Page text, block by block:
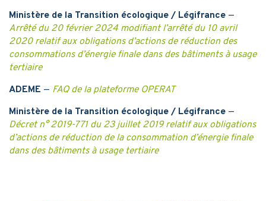
Ministère de la Transition écologique / Légifrance —
Arrêté du 20 février 2024 modifiant l’arrêté du 10 avril
2020 relatif aux obligations d’actions de réduction des
consommations d’énergie finale dans des bâtiments à usage
tertiaire
ADEME — FAQ de la plateforme OPERAT
Ministère de la Transition écologique / Légifrance —
Décret n° 2019-771 du 23 juillet 2019 relatif aux obligations
d’actions de réduction de la consommation d’énergie finale
dans des bâtiments à usage tertiaire